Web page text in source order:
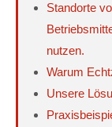
Standorte
nutzen.
Warum
Unsere